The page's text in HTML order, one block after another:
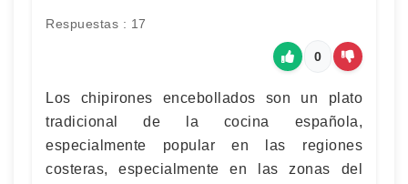
Respuestas : 17
0
Los chipirones encebollados son un plato
tradicional de la cocina española,
especialmente popular en las regiones
costeras, especialmente en las zonas del